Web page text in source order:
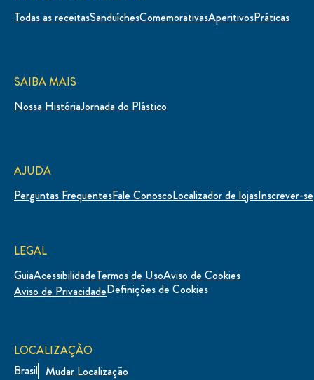
Todas as receitasSanduíchesComemorativasAperitivosPráticas
SAIBA MAIS
Nossa HistóriaJornada do Plástico
AJUDA
Perguntas FrequentesFale ConoscoLocalizador de lojasInscrever-se
LEGAL
GuiaAcessibilidadeTermos de UsoAviso de Cookies
Aviso de PrivacidadeDefinições de Cookies
LOCALIZAÇÃO
Brasil Mudar Localização